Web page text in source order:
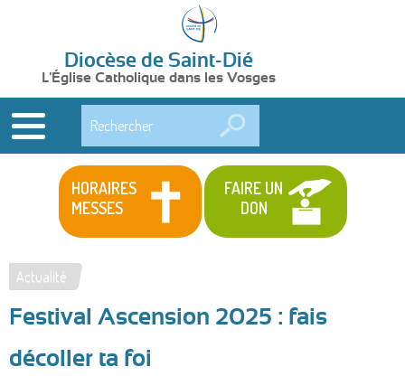
Diocèse de Saint-Dié
L'Église Catholique dans les Vosges
HORAIRES
MESSES
FAIRE UN
DON
Vous
êtes
ici
Actualité
Festival Ascension 2025 : fais
décoller ta foi